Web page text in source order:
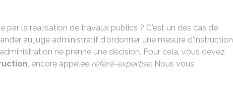
par la réalisation de travaux publics ? C'est un des cas de
au juge administratif d'ordonner une mesure d'instruction
ne prenne une décision. Pour cela, vous devez
, encore appelée référé-expertise. Nous vous